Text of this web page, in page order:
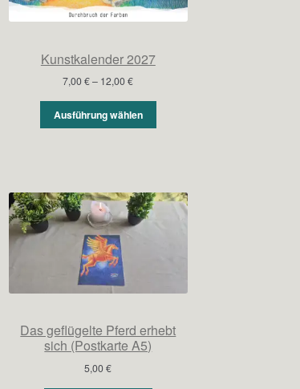
Kunstkalender 2027
7,00€– 12,00€Preisspanne:
bis
12,00 €
Ausführung wählen
Das geflügelte Pferd erhebt
sich (Postkarte A5)
5,00€